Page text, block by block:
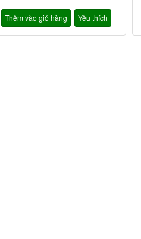
Thêm vào giỏ hàng Yêu thích